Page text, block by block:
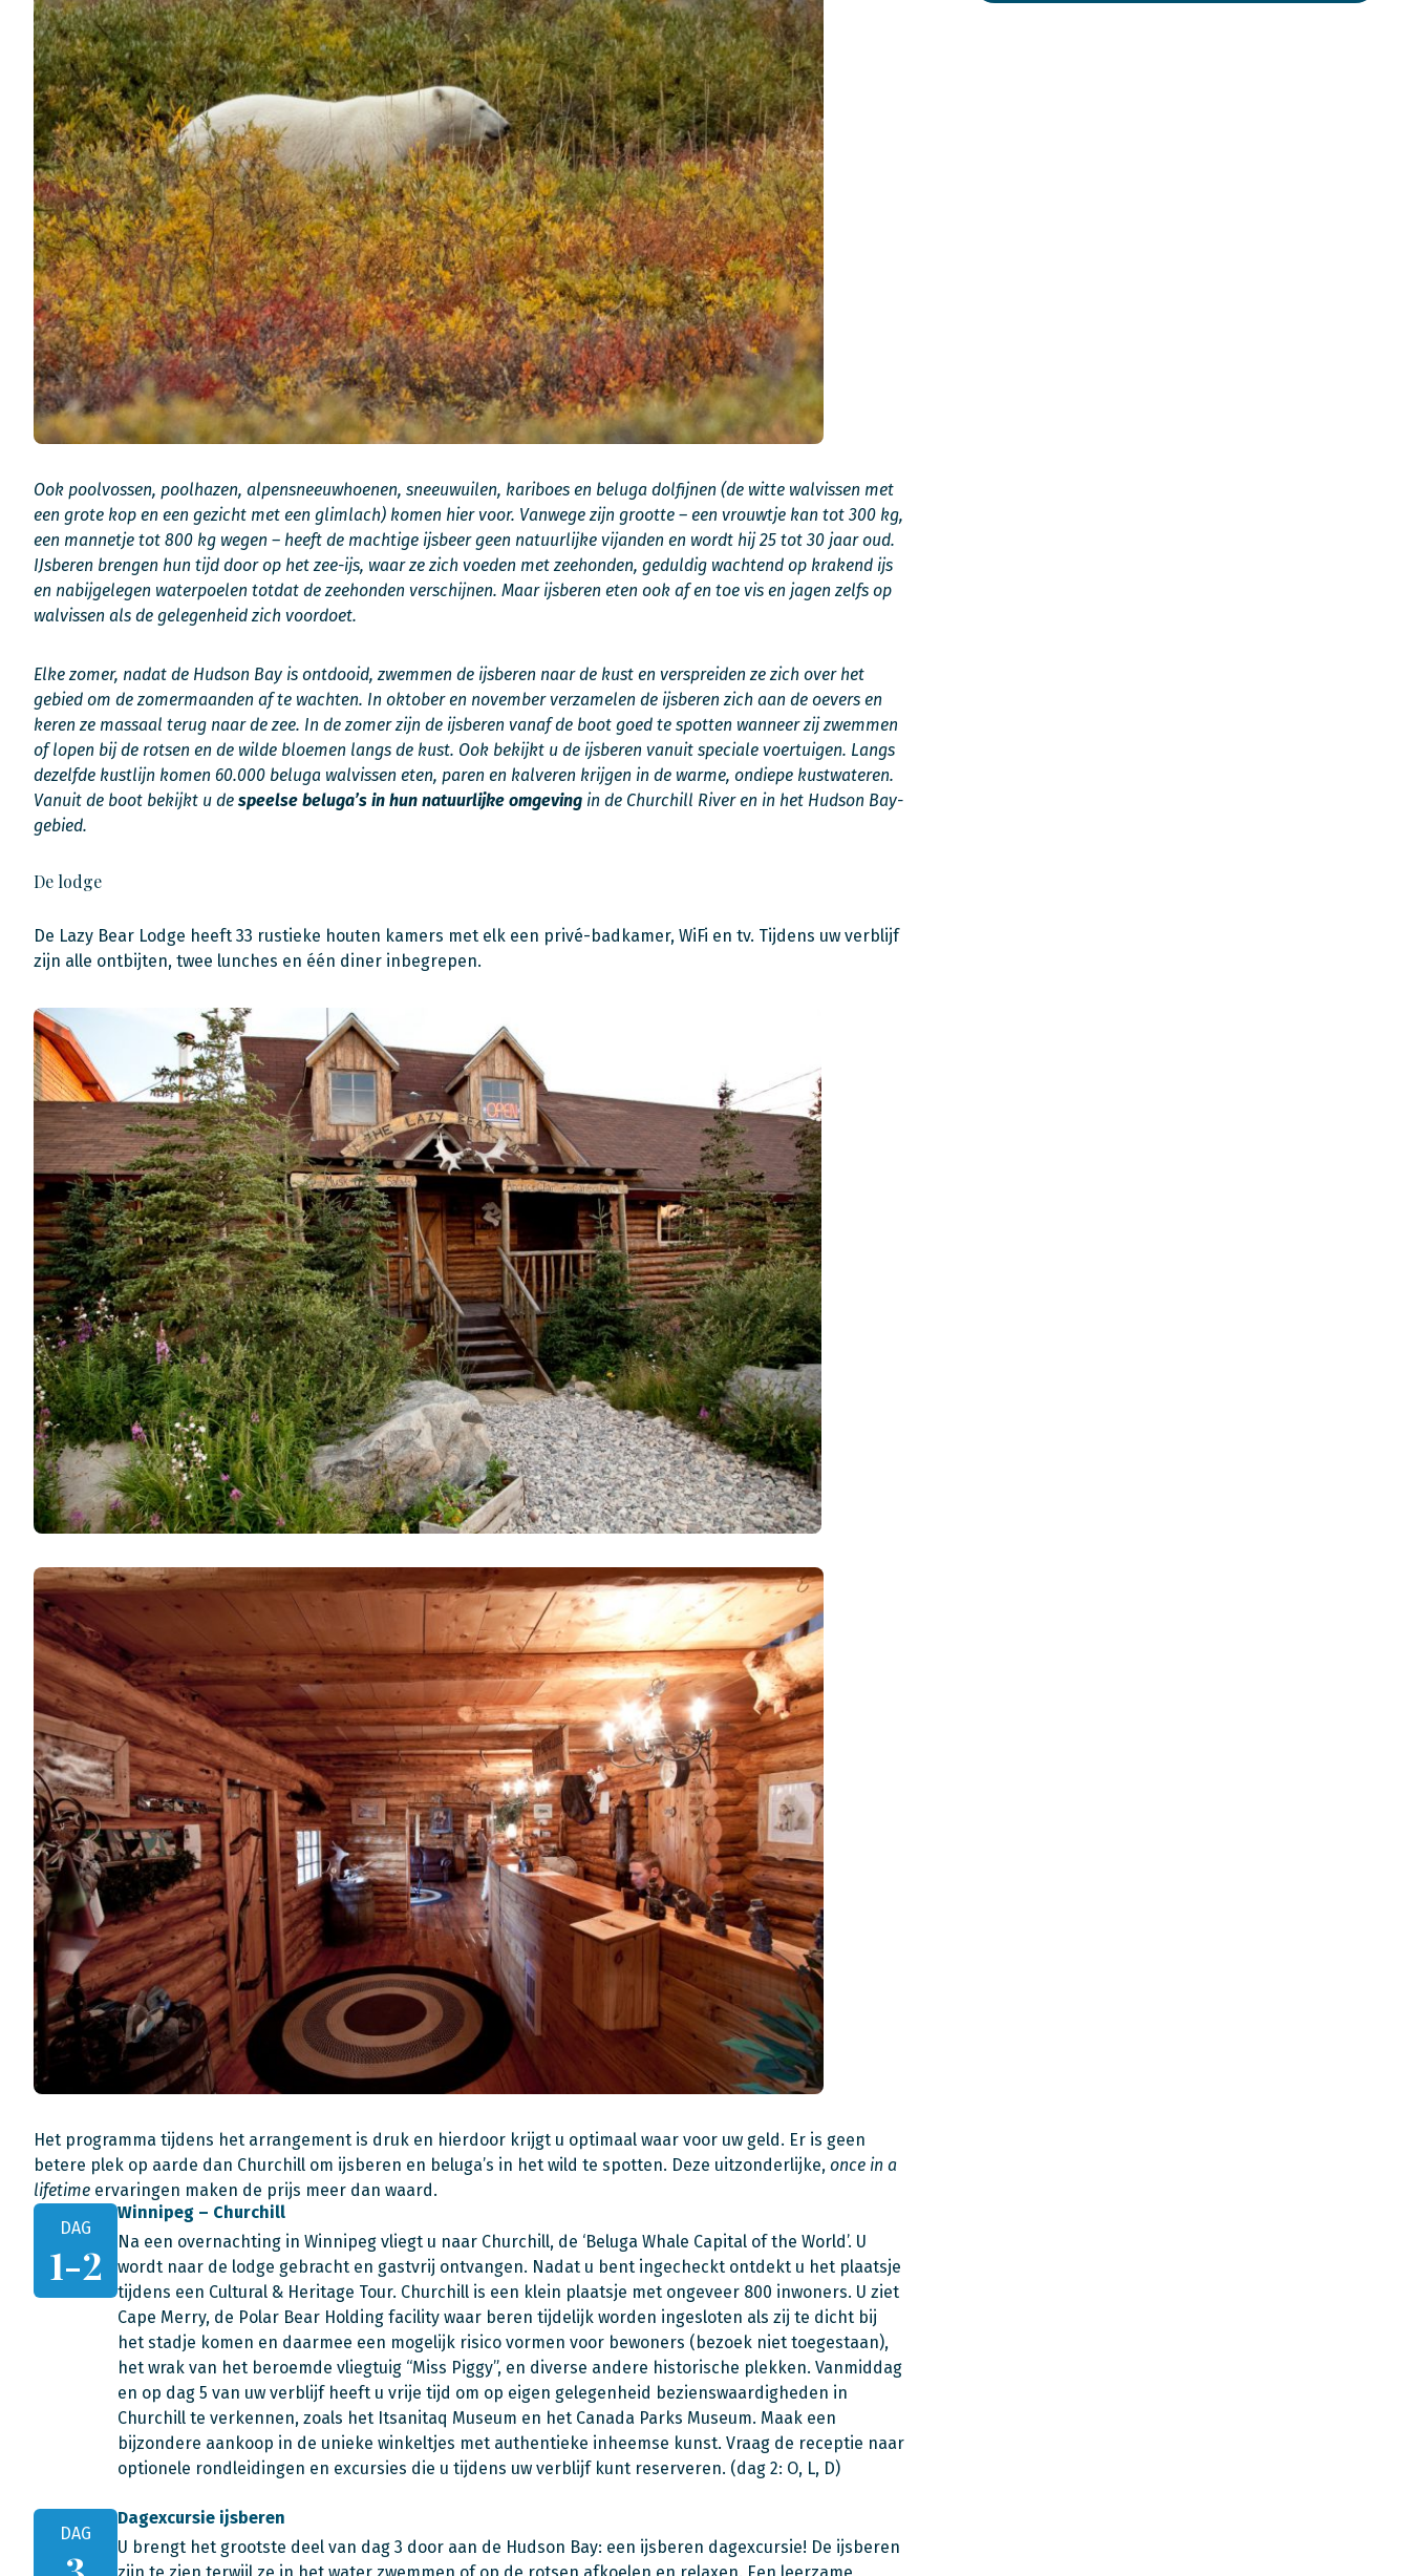
Ook poolvossen, poolhazen, alpensneeuwhoenen, sneeuwuilen, kariboes en beluga dolfijnen (de witte walvissen met
een grote kop en een gezicht met een glimlach) komen hier voor. Vanwege zijn grootte – een vrouwtje kan tot 300 kg,
een mannetje tot 800 kg wegen – heeft de machtige ijsbeer geen natuurlijke vijanden en wordt hij 25 tot 30 jaar oud.
IJsberen brengen hun tijd door op het zee-ijs, waar ze zich voeden met zeehonden, geduldig wachtend op krakend ijs
en nabijgelegen waterpoelen totdat de zeehonden verschijnen. Maar ijsberen eten ook af en toe vis en jagen zelfs op
walvissen als de gelegenheid zich voordoet.
Elke zomer, nadat de Hudson Bay is ontdooid, zwemmen de ijsberen naar de kust en verspreiden ze zich over het
gebied om de zomermaanden af ​​te wachten. In oktober en november verzamelen de ijsberen zich aan de oevers en
keren ze massaal terug naar de zee. In de zomer zijn de ijsberen vanaf de boot goed te spotten wanneer zij zwemmen
of lopen bij de rotsen en de wilde bloemen langs de kust. Ook bekijkt u de ijsberen vanuit speciale voertuigen. Langs
dezelfde kustlijn komen 60.000 beluga walvissen eten, paren en kalveren krijgen in de warme, ondiepe kustwateren.
Vanuit de boot bekijkt u de speelse beluga’s in hun natuurlijke omgeving in de Churchill River en in het Hudson Bay-
gebied.
De lodge
De Lazy Bear Lodge heeft 33 rustieke houten kamers met elk een privé-badkamer, WiFi en tv. Tijdens uw verblijf
zijn alle ontbijten, twee lunches en één diner inbegrepen.
Het programma tijdens het arrangement is druk en hierdoor krijgt u optimaal waar voor uw geld. Er is geen
betere plek op aarde dan Churchill om ijsberen en beluga’s in het wild te spotten. Deze uitzonderlijke, once in a
lifetime ervaringen maken de prijs meer dan waard.
DAG
1-2
Winnipeg – Churchill
Na een overnachting in Winnipeg vliegt u naar Churchill, de ‘Beluga Whale Capital of the World’. U
wordt naar de lodge gebracht en gastvrij ontvangen. Nadat u bent ingecheckt ontdekt u het plaatsje
tijdens een Cultural & Heritage Tour. Churchill is een klein plaatsje met ongeveer 800 inwoners. U ziet
Cape Merry, de Polar Bear Holding facility waar beren tijdelijk worden ingesloten als zij te dicht bij
het stadje komen en daarmee een mogelijk risico vormen voor bewoners (bezoek niet toegestaan),
het wrak van het beroemde vliegtuig “Miss Piggy”, en diverse andere historische plekken. Vanmiddag
en op dag 5 van uw verblijf heeft u vrije tijd om op eigen gelegenheid bezienswaardigheden in
Churchill te verkennen, zoals het Itsanitaq Museum en het Canada Parks Museum. Maak een
bijzondere aankoop in de unieke winkeltjes met authentieke inheemse kunst. Vraag de receptie naar
optionele rondleidingen en excursies die u tijdens uw verblijf kunt reserveren. (dag 2: O, L, D)
DAG
Dagexcursie ijsberen
U brengt het grootste deel van dag 3 door aan de Hudson Bay: een ijsberen dagexcursie! De ijsberen
zijn te zien terwijl ze in het water zwemmen of op de rotsen afkoelen en relaxen. Een leerzame,